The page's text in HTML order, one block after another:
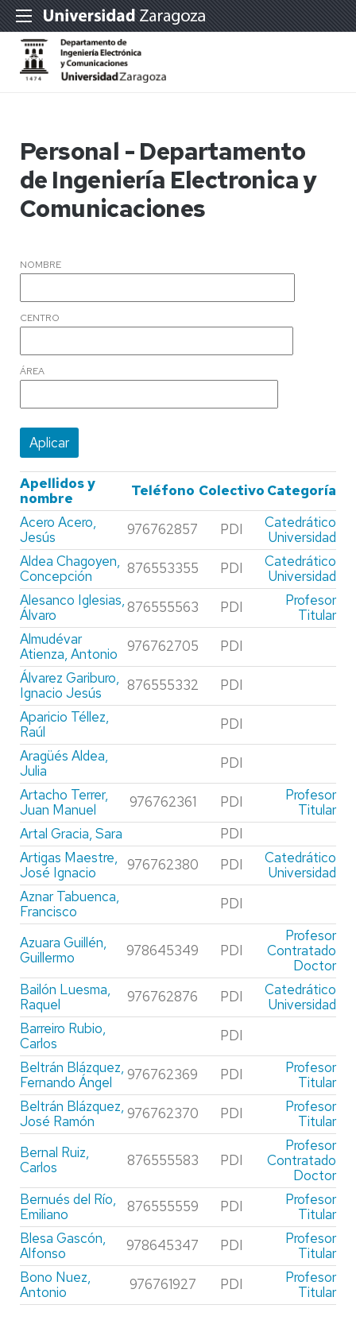
Personal - Departamento
de Ingeniería Electronica y
Comunicaciones
NOMBRE
CENTRO
ÁREA
Apellidos y
nombre
Teléfono Colectivo Categoría
Acero Acero,
Jesús
976762857 PDI
Catedrático
Universidad
Aldea Chagoyen,
Concepción
876553355 PDI
Catedrático
Universidad
Alesanco Iglesias,
Álvaro
876555563 PDI
Profesor
Titular
Almudévar
Atienza, Antonio
976762705
PDI
Álvarez Gariburo,
Ignacio Jesús
876555332
PDI
Aparicio Téllez,
Raúl
PDI
Aragüés Aldea,
Julia
PDI
Artacho Terrer,
Juan Manuel
976762361 PDI
Profesor
Titular
Artal Gracia, Sara
PDI
Artigas Maestre,
José Ignacio
976762380 PDI
Catedrático
Universidad
Aznar Tabuenca,
Francisco
PDI
Azuara Guillén,
Guillermo
978645349 PDI
Profesor
Contratado
Doctor
Bailón Luesma,
Raquel
976762876 PDI
Catedrático
Universidad
Barreiro Rubio,
Carlos
PDI
Beltrán Blázquez,
Fernando Ángel
976762369 PDI
Profesor
Titular
Beltrán Blázquez,
José Ramón
976762370 PDI
Profesor
Titular
Bernal Ruiz,
Carlos
876555583 PDI
Profesor
Contratado
Doctor
Bernués del Río,
Emiliano
876555559 PDI
Profesor
Titular
Blesa Gascón,
Alfonso
978645347 PDI
Profesor
Titular
Bono Nuez,
Antonio
976761927 PDI
Profesor
Titular